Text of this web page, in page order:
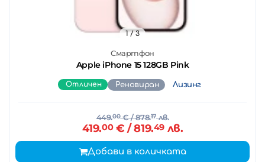
Смартфон
Apple iPhone 15 128GB Pink
1/ 3
Отличен Реновиран Лизинг
449.00€/ 878.17лв.
419.00€ / 819.49лв.
Добави в количката